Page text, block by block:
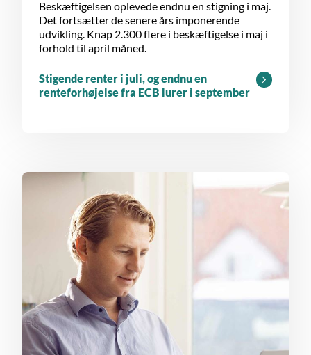
Beskæftigelsen oplevede endnu en stigning i maj.
Det fortsætter de senere års imponerende
udvikling. Knap 2.300 flere i beskæftigelse i maj i
forhold til april måned.
Stigende renter i juli, og endnu en
renteforhøjelse fra ECB lurer i september